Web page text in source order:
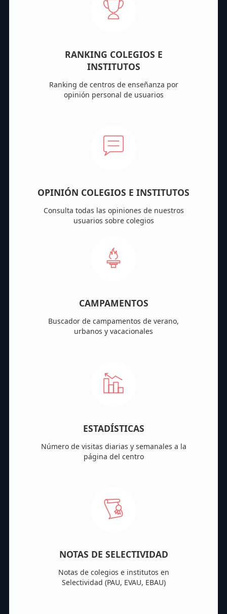
RANKING COLEGIOS E
INSTITUTOS
Ranking de centros de enseñanza por
opinión personal de usuarios
OPINIÓN COLEGIOS E INSTITUTOS
Consulta todas las opiniones de nuestros
usuarios sobre colegios
CAMPAMENTOS
Buscador de campamentos de verano,
urbanos y vacacionales
ESTADÍSTICAS
Número de visitas diarias y semanales a la
página del centro
NOTAS DE SELECTIVIDAD
Notas de colegios e institutos en
Selectividad (PAU, EVAU, EBAU)